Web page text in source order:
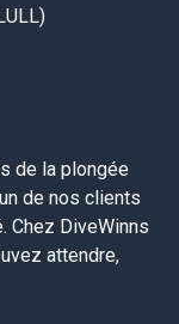
de la plongée
de nos clients
Chez DiveWinns
attendre,